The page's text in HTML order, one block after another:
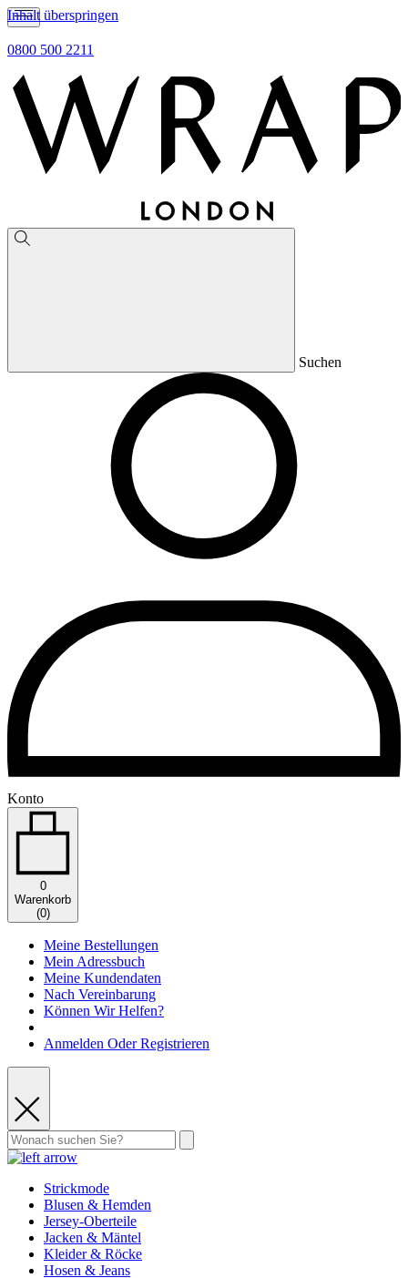
Inhalt überspringen
0800 500 2211
Suchen
Konto
0
Warenkorb
(0)
Meine Bestellungen
Mein Adressbuch
Meine Kundendaten
Nach Vereinbarung
Können Wir Helfen?
Anmelden Oder Registrieren
Strickmode
Blusen & Hemden
Jersey-Oberteile
Jacken & Mäntel
Kleider & Röcke
Hosen & Jeans